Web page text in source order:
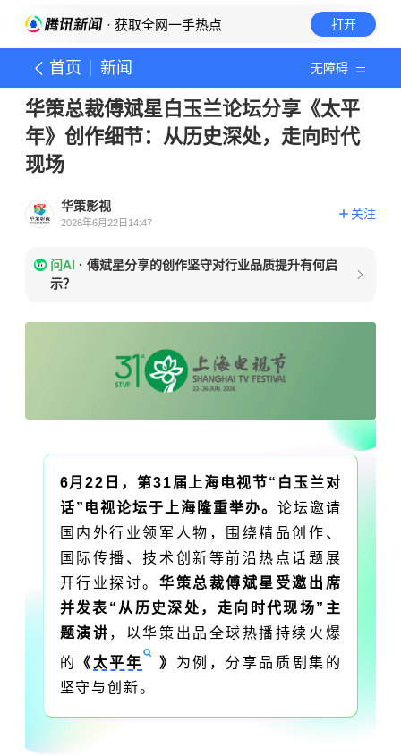
· 获取全网一手热点 打开
首页 新闻 无障碍
华策总裁傅斌星白玉兰论坛分享《太平
年》创作细节：从历史深处，走向时代
现场
华策影视
2026年6月22日14:47
关注
问AI · 傅斌星分享的创作坚守对行业品质提升有何启
示？
6月22日，第31届上海电视节“白玉兰对
话”电视论坛于上海隆重举办。 论坛邀请
国内外行业领军人物，围绕精品创作、
国际传播、技术创新等前沿热点话题展
开行业探讨。 华策总裁傅斌星受邀出席
并发表“从历史深处，走向时代现场”主
题演讲 ，以华策出品全球热播持续火爆
的
《 太平年 》 为例，分享品质剧集的
坚守与创新。